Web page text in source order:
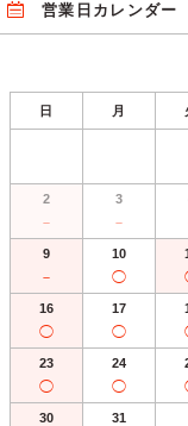
営業日カレンダー
日 月
2
－
3
－
9
－
10
◯
16
◯
17
◯
23
◯
24
◯
30 31